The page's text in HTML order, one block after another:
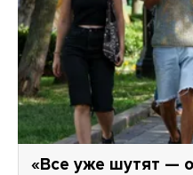
«Все уже шутят —